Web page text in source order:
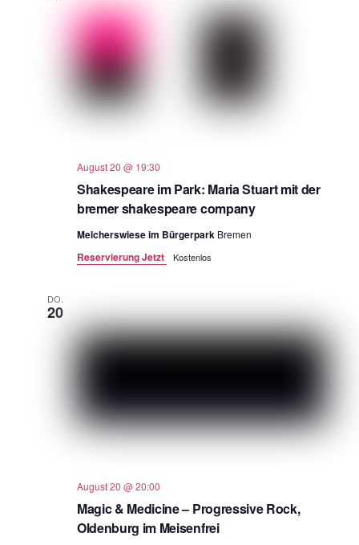
Shakespeare im Park: Maria Stuart mit der
bremer shakespeare company
August 20 @ 19:30
Melcherswiese im Bürgerpark Bremen
Reservierung Jetzt Kostenlos
DO.
20
Magic & Medicine – Progressive Rock,
Oldenburg im Meisenfrei
August 20 @ 20:00